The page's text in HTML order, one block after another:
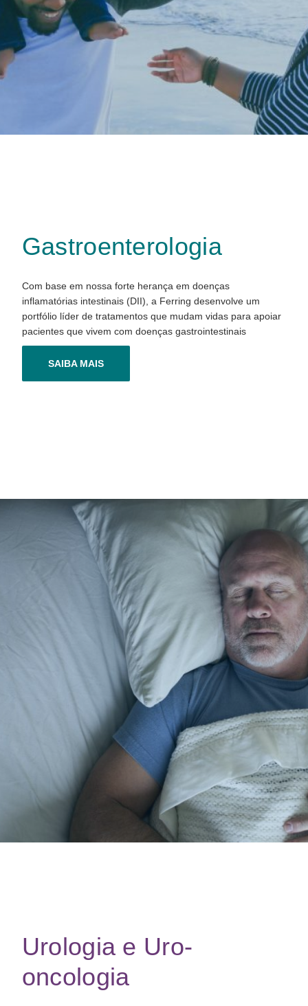
Gastroenterologia
Com base em nossa forte herança em doenças
inflamatórias intestinais (DII), a Ferring desenvolve um
portfólio líder de tratamentos que mudam vidas para apoiar
pacientes que vivem com doenças gastrointestinais
SAIBA MAIS
Urologia e Uro-
oncologia